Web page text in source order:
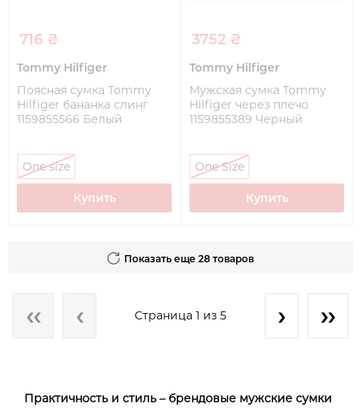
716 ₴
Tommy Hilfiger
Поясная сумка Tommy
Hilfiger бананка слинг
1159855566 Белый
One size
Купить
3752 ₴
Tommy Hilfiger
Мужская сумка Tommy
Hilfiger через плечо
1159855389 Черный
One Size
Купить
Показать еще 28 товаров
Страница 1 из 5
Практичность и стиль – брендовые мужские сумки